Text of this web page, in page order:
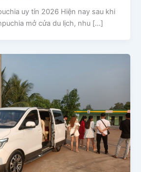
uy tín 2026 Hiện nay sau khi
mở cửa du lịch, nhu […]